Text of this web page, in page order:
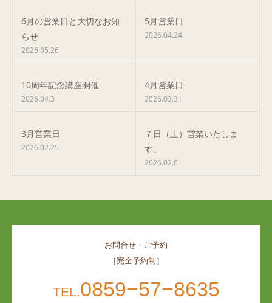
6月の営業日と大切なお知
らせ
2026.05.26
5月営業日
2026.04.24
10周年記念講座開催
2026.04.3
4月営業日
2026.03.31
3月営業日
2026.02.25
７日（土）営業いたしま
す。
2026.02.6
お問合せ・ご予約
［完全予約制］
TEL.0859−57−8635